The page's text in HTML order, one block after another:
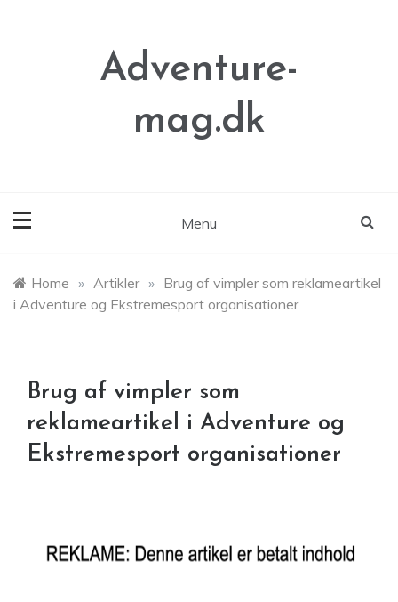
Adventure-
mag.dk
Menu
Home » Artikler » Brug af vimpler som reklameartikel
i Adventure og Ekstremesport organisationer
Brug af vimpler som
reklameartikel i Adventure og
Ekstremesport organisationer